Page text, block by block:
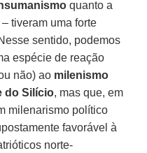
quanto a
tiveram uma forte
sentido, podemos
espécie de reação
não) ao milenismo
do Silício, mas que, em
milenarismo político
favorável à
norte-